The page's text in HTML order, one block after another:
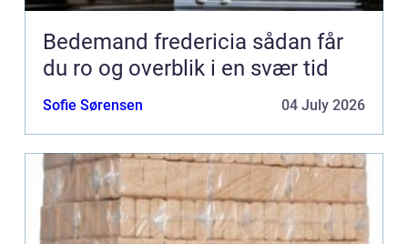
Bedemand fredericia sådan får
du ro og overblik i en svær tid
Sofie Sørensen 04 July 2026